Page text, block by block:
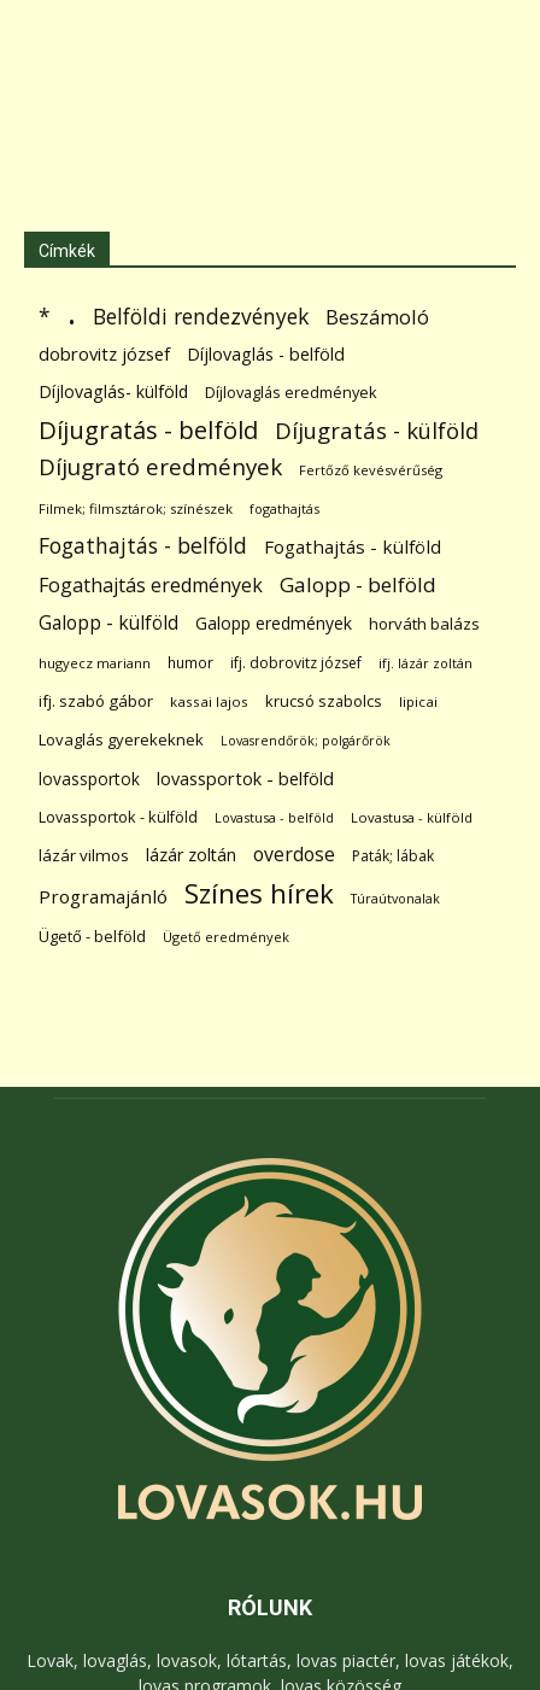
Címkék
* . Belföldi rendezvények Beszámoló
dobrovitz józsef
Díjlovaglás - belföld
Díjlovaglás- külföld
Díjlovaglás eredmények
Díjugratás - belföld Díjugratás - külföld
Díjugrató eredmények Fertőző kevésvérűség
Filmek; filmsztárok; színészek fogathajtás
Fogathajtás - belföld Fogathajtás - külföld
Fogathajtás eredmények Galopp - belföld
Galopp - külföld Galopp eredmények horváth balázs
hugyecz mariann humor ifj. dobrovitz józsef ifj. lázár zoltán
ifj. szabó gábor kassai lajos krucsó szabolcs lipicai
Lovaglás gyerekeknek Lovasrendőrök; polgárőrök
lovassportok lovassportok - belföld
Lovassportok - külföld Lovastusa - belföld Lovastusa - külföld
lázár vilmos lázár zoltán overdose Paták; lábak
Programajánló Színes hírek Túraútvonalak
Ügető - belföld Ügető eredmények
RÓLUNK
Lovak, lovaglás, lovasok, lótartás, lovas piactér, lovas játékok,